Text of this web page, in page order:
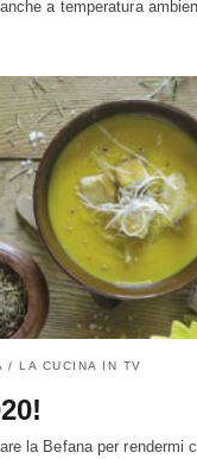
a temperatura
/ LA CUCINA IN TV
la Befana per rendermi